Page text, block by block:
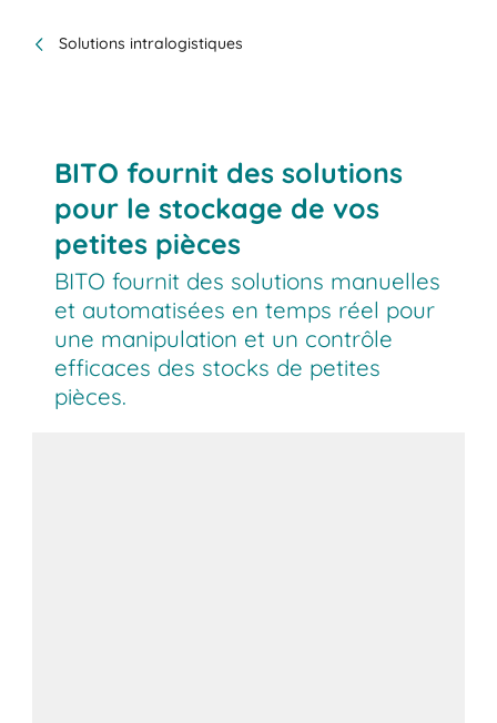
Solutions intralogistiques
BITO fournit des solutions
pour le stockage de vos
petites pièces
BITO fournit des solutions manuelles
et automatisées en temps réel pour
une manipulation et un contrôle
efficaces des stocks de petites
pièces.